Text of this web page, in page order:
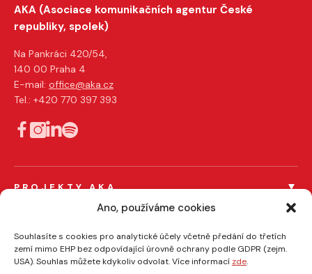
Ano, používáme cookies
Souhlasíte s cookies pro analytické účely včetně předání do třetích
zemí mimo EHP bez odpovídající úrovně ochrany podle GDPR (zejm.
USA). Souhlas můžete kdykoliv odvolat. Více informací zde.
AKA (Asociace komunikačních agentur České
republiky, spolek)
Na Pankráci 420/54,
140 00 Praha 4
E-mail: office@aka.cz
Tel.: +420 770 397 393
PROJEKTY AKA
EFFIE
Certifikace členů